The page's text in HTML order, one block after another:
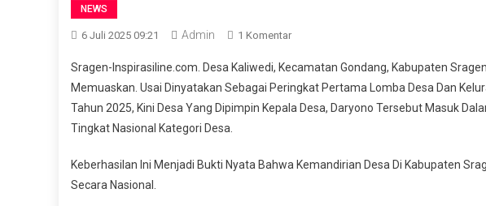
NEWS
6 Juli 2025 09:21 Admin 1 KomentarPada
Desa
Kaliwedi
Masuk
Lomba
Sragen-Inspirasiline.com. Desa Kaliwedi, Kecamatan Gondang, Kabupaten
Memuaskan. Usai Dinyatakan Sebagai Peringkat Pertama Lomba Desa Dan
Tahun 2025, Kini Desa Yang Dipimpin Kepala Desa, Daryono Tersebut Masuk
Tingkat Nasional Kategori Desa.
Keberhasilan Ini Menjadi Bukti Nyata Bahwa Kemandirian Desa Di Kabupaten
Secara Nasional.